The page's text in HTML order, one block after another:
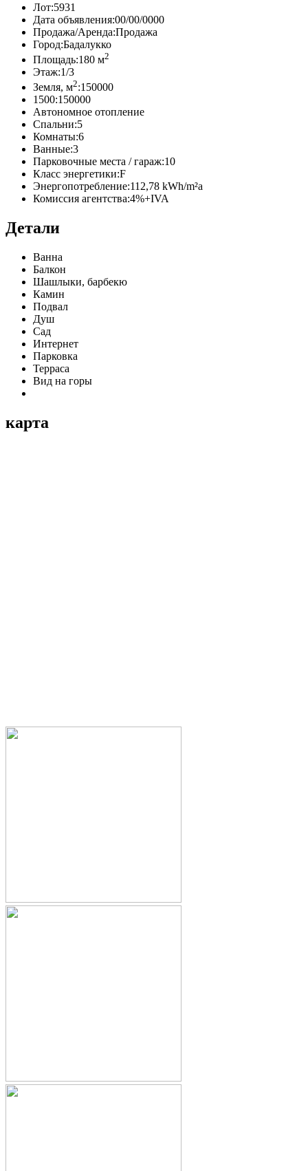
Лот:5931
Дата объявления:00/00/0000
Продажа/Аренда:Продажа
Город:Бадалукко
Площадь:180 м2
Этаж:1/3
Земля, м2:150000
1500:150000
Автономное отопление
Спальни:5
Комнаты:6
Ванные:3
Парковочные места / гараж:10
Класс энергетики:F
Энергопотребление:112,78 kWh/m²a
Комиссия агентства:4%+IVA
Детали
Ванна
Балкон
Шашлыки, барбекю
Камин
Подвал
Душ
Сад
Интернет
Парковка
Терраса
Вид на горы
карта